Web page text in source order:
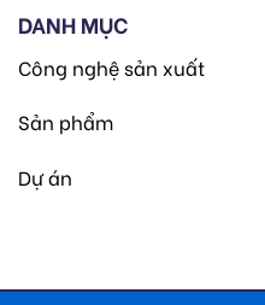
DANH MỤC
Công nghệ sản xuất
Sản phẩm
Dự án